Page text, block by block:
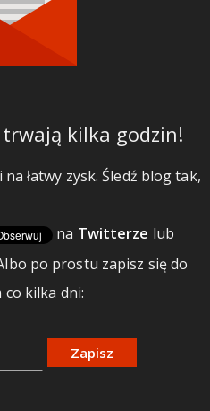
kilka godzin!
łatwy zysk. Śledź blog tak,
na Twitterze lub
po prostu zapisz się do
co kilka dni:
Zapisz